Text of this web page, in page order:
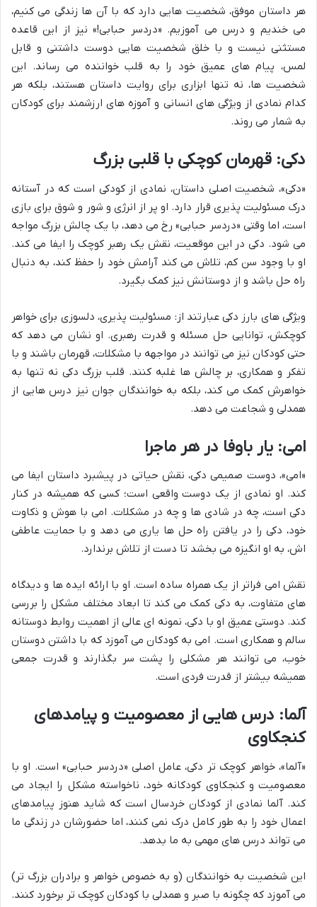
هر داستان موفق، شخصیت هایی دارد که با آن ها زندگی می کنیم،
می خندیم و درس می آموزیم. «دردسر حبابی!» نیز از این قاعده
مستثنی نیست و با خلق شخصیت هایی دوست داشتنی و قابل
لمس، پیام های عمیق خود را به قلب خواننده می رساند. این
شخصیت ها، نه تنها ابزاری برای روایت داستان هستند، بلکه هر
کدام نمادی از ویژگی های انسانی و آموزه های ارزشمند برای کودکان
به شمار می روند.
دکی: قهرمان کوچکی با قلبی بزرگ
«دکی»، شخصیت اصلی داستان، نمادی از کودکی است که در آستانه
درک مسئولیت پذیری قرار دارد. او پر از انرژی و شور و شوق برای بازی
است، اما وقتی «دردسر حبابی» رخ می دهد، با یک چالش بزرگ مواجه
می شود. دکی در این موقعیت، نقش یک رهبر کوچک را ایفا می کند.
او با وجود سن کم، تلاش می کند آرامش خود را حفظ کند، به دنبال
راه حل باشد و از دوستانش نیز کمک بگیرد.
ویژگی های بارز دکی عبارتند از: مسئولیت پذیری، دلسوزی برای خواهر
کوچکش، توانایی حل مسئله و قدرت رهبری. او نشان می دهد که
حتی کودکان نیز می توانند در مواجهه با مشکلات، قهرمان باشند و با
تفکر و همکاری، بر چالش ها غلبه کنند. قلب بزرگ دکی نه تنها به
خواهرش کمک می کند، بلکه به خوانندگان جوان نیز درس هایی از
همدلی و شجاعت می دهد.
امی: یار باوفا در هر ماجرا
«امی»، دوست صمیمی دکی، نقش حیاتی در پیشبرد داستان ایفا می
کند. او نمادی از یک دوست واقعی است؛ کسی که همیشه در کنار
دکی است، چه در شادی ها و چه در مشکلات. امی با هوش و ذکاوت
خود، دکی را در یافتن راه حل ها یاری می دهد و با حمایت عاطفی
اش، به او انگیزه می بخشد تا دست از تلاش برندارد.
نقش امی فراتر از یک همراه ساده است. او با ارائه ایده ها و دیدگاه
های متفاوت، به دکی کمک می کند تا ابعاد مختلف مشکل را بررسی
کند. دوستی عمیق او با دکی، نمونه ای عالی از اهمیت روابط دوستانه
سالم و همکاری است. امی به کودکان می آموزد که با داشتن دوستان
خوب، می توانند هر مشکلی را پشت سر بگذارند و قدرت جمعی
همیشه بیشتر از قدرت فردی است.
آلما: درس هایی از معصومیت و پیامدهای
کنجکاوی
«آلما»، خواهر کوچک تر دکی، عامل اصلی «دردسر حبابی» است. او با
معصومیت و کنجکاوی کودکانه خود، ناخواسته مشکل را ایجاد می
کند. آلما نمادی از کودکان خردسال است که شاید هنوز پیامدهای
اعمال خود را به طور کامل درک نمی کنند، اما حضورشان در زندگی ما
می تواند درس های مهمی به ما بدهد.
این شخصیت به خوانندگان (و به خصوص خواهر و برادران بزرگ تر)
می آموزد که چگونه با صبر و همدلی با کودکان کوچک تر برخورد کنند.